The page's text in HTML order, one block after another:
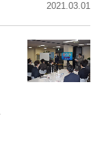
2021.03.01